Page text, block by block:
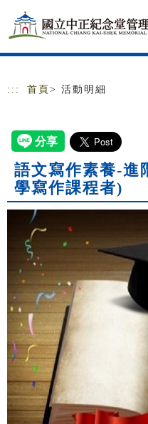
跳到主要內容
網站導覽
::: 首頁 > 活動明細
語文寫作素養-進
學寫作課程者)